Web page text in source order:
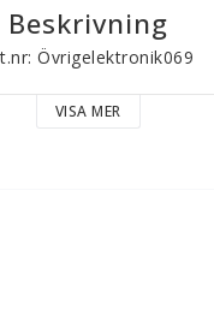
Beskrivning
Övrigelektronik069
VISA MER